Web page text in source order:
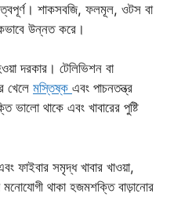
শাকসবজি, ফলমূল, ওটস বা
উন্নত করে।
দরকার। টেলিভিশন বা
খেলে মস্তিষ্ক এবং পাচনতন্ত্র
থাকে এবং খাবারের পুষ্টি
ফাইবার সমৃদ্ধ খাবার খাওয়া,
মনোযোগী থাকা হজমশক্তি বাড়ানোর